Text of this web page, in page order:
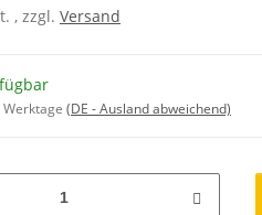
, zzgl. Versand
Werktage (DE - Ausland abweichend)